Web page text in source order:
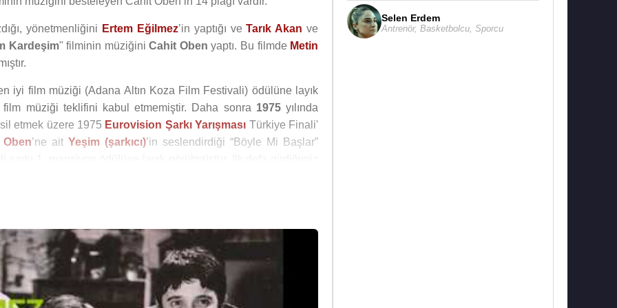
yönetmenliğini Ertem Eğilmez’in yaptığı veTarık Akan ve
Kardeşim" filminin müziğiniCahit Oben yaptı. Bu filmde Metin
en iyi film müziği (Adana Altın Koza Film Festivali) ödülüne layık
müziği teklifini kabul etmemiştir. Daha sonra 1975yılında
etmek üzere 1975 Eurovision Şarkı Yarışması Türkiye Finali'
’ne ait Yeşim (şarkıcı)’in seslendirdiği “Böyle Mi Başlar”
olarak katıldı.
Eurovision Şarkı Yarışmasında, Türkiye Finali'ne
Özkaraman(Ece) ile birlikte seslendirdiği “Dosta Mektup”
Selen Erdem
Antrenör, Basketbolcu Sporcu